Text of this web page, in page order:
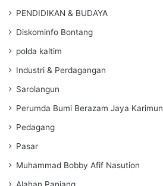
PENDIDIKAN & BUDAYA
Diskominfo Bontang
polda kaltim
Industri & Perdagangan
Sarolangun
Perumda Bumi Berazam Jaya Karimun
Pedagang
Pasar
Muhammad Bobby Afif Nasution
Alahan Panjang